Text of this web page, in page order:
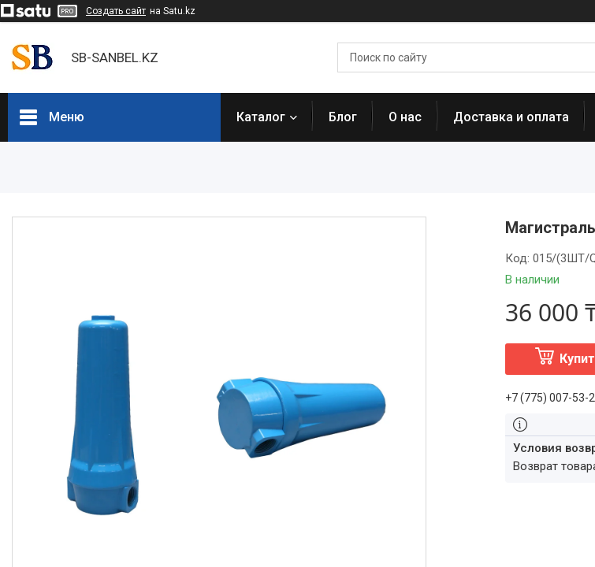
Создать сайт на Satu.kz
SB-SANBEL.KZ
Меню
техника
оборудование
Насосное оборудование
Станки для работы с
арматурой
Станки
Садовая техника и инструмент
Мойка, клининг, уход за авто
Климатическая техника
Электрика и свет
Электрические двигатели
Каталог Блог О нас Доставка и оплата
В наличии
Код:015/(3ШТ/
36 000
+7 (775) 007-53-
возврат